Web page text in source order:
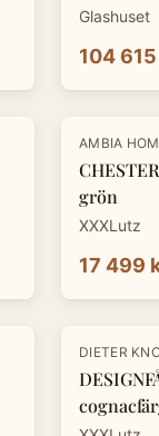
Glashuset
104
-30%
AMBIA
grön
XXXLutz
17 499
-30%
DIETER